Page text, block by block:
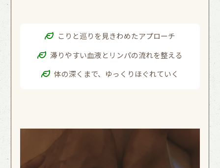
こりと巡りを見きわめたアプローチ
滞りやすい血液とリンパの流れを整える
体の深くまで、ゆっくりほぐれていく